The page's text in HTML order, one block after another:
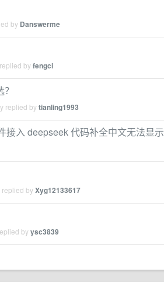
by Danswerme
byfengci
replied bytianling1993
接入 deepseek 代码补全中文无法显示
replied byXyg12133617
byysc3839